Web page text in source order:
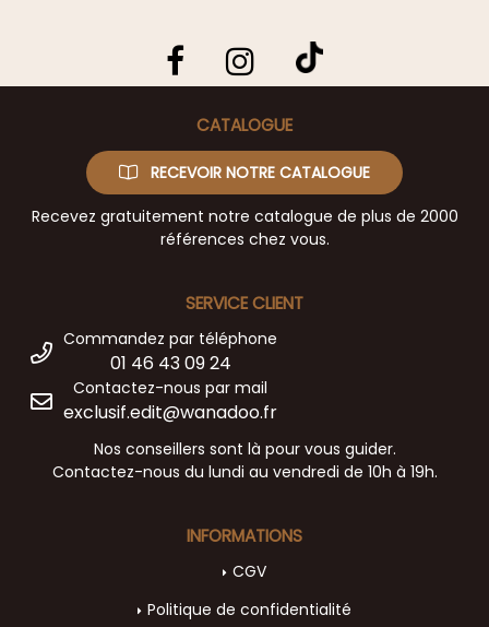
CATALOGUE
RECEVOIR NOTRE CATALOGUE
Recevez gratuitement notre catalogue de plus de 2000
références chez vous.
SERVICE CLIENT
Commandez par téléphone
01 46 43 09 24
Contactez-nous par mail
exclusif.edit@wanadoo.fr
Nos conseillers sont là pour vous guider.
Contactez-nous du lundi au vendredi de 10h à 19h.
INFORMATIONS
CGV
Politique de confidentialité